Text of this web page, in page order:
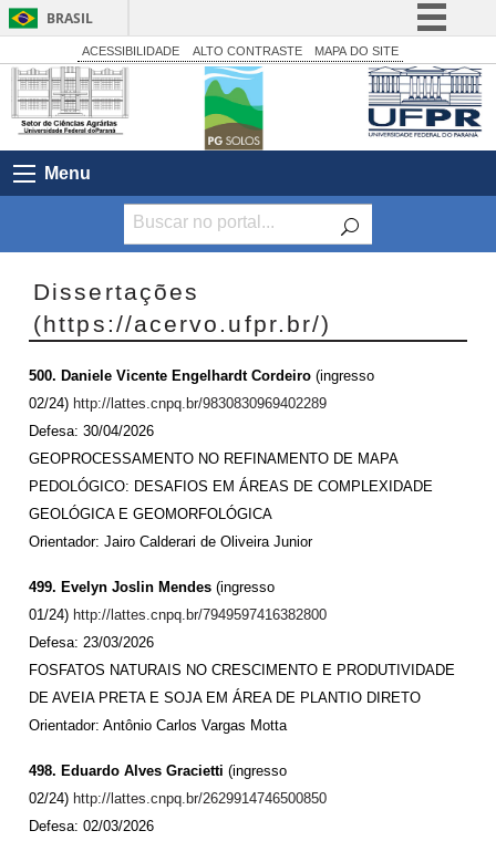
BRASIL
Simplifique!
Comunica BR
Participe
Legislação
Canais
ACESSIBILIDADE ALTO CONTRASTE MAPA DO SITE
Menu
Dissertações
(https://acervo.ufpr.br/)
500. Daniele Vicente Engelhardt Cordeiro (ingresso
02/24) http://lattes.cnpq.br/9830830969402289
Defesa: 30/04/2026
GEOPROCESSAMENTO NO REFINAMENTO DE MAPA
PEDOLÓGICO: DESAFIOS EM ÁREAS DE COMPLEXIDADE
GEOLÓGICA E GEOMORFOLÓGICA
Orientador: Jairo Calderari de Oliveira Junior
499. Evelyn Joslin Mendes (ingresso
01/24) http://lattes.cnpq.br/7949597416382800
Defesa: 23/03/2026
FOSFATOS NATURAIS NO CRESCIMENTO E PRODUTIVIDADE
DE AVEIA PRETA E SOJA EM ÁREA DE PLANTIO DIRETO
Orientador: Antônio Carlos Vargas Motta
498. Eduardo Alves Gracietti (ingresso
02/24) http://lattes.cnpq.br/2629914746500850
Defesa: 02/03/2026